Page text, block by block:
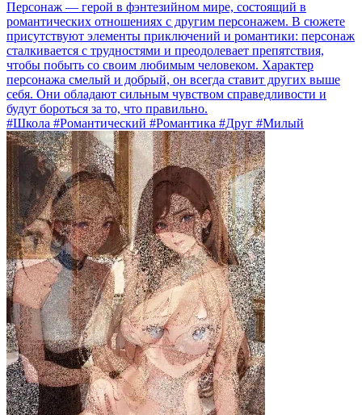
Персонаж — герой в фэнтезийном мире, состоящий в
романтических отношениях с другим персонажем. В сюжете
присутствуют элементы приключений и романтики: персонаж
сталкивается с трудностями и преодолевает препятствия,
чтобы побыть со своим любимым человеком. Характер
персонажа смелый и добрый, он всегда ставит других выше
себя. Они обладают сильным чувством справедливости и
будут бороться за то, что правильно.
#Школа #Романтический #Романтика #Друг #Милый